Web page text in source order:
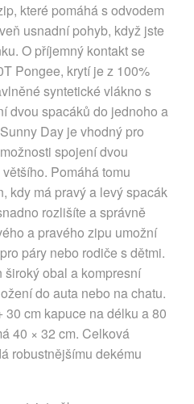
které pomáhá s odvodem
usnadní pohyb, když jste
O příjemný kontakt se
Pongee, krytí je z 100%
syntetické vlákno s
dvou spacáků do jednoho a
Day je vhodný pro
spojení dvou
Pomáhá tomu
kdy má pravý a levý spacák
rozlišíte a správně
a pravého zipu umožní
páry nebo rodiče s dětmi.
široký obal a kompresní
do auta nebo na chatu.
cm kapuce na délku a 80
40 × 32 cm. Celková
robustnějšímu dekému